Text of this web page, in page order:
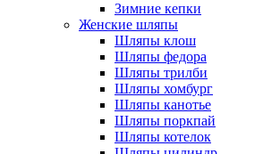
Зимние кепки
Женские шляпы
Шляпы клош
Шляпы федора
Шляпы трилби
Шляпы хомбург
Шляпы канотье
Шляпы поркпай
Шляпы котелок